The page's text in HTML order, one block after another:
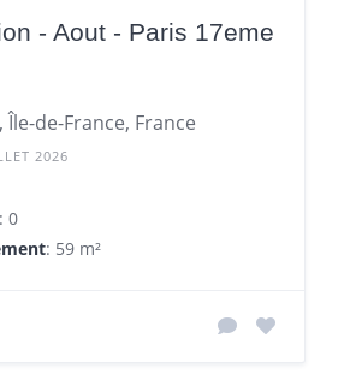
- Aout - Paris 17eme
Île-de-France, France
2026
: 0
: 59 m²